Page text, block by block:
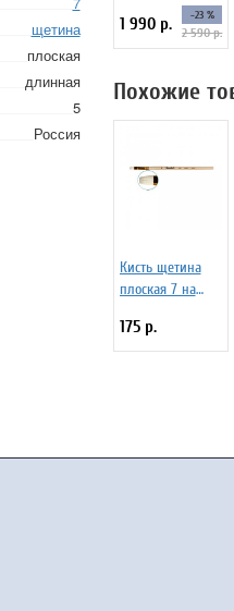
щетина
плоская
длинная
5
Россия
ArtPinOk А4
"Профи"
1 990 р. -23 %
2 590 р.
Похожие
Кисть щетина
плоская 7 на
покрытой лаком
Серия 1722 ЖЩ2-
175 р.